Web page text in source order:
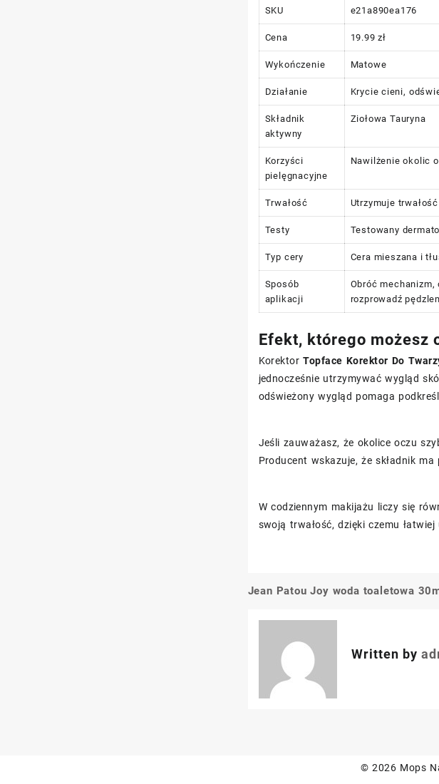
SKU e21a890ea176
Cena 19.99 zł
Wykończenie Matowe
Działanie Krycie cieni,
Składnik
aktywny
Ziołowa Tauryna
Korzyści
pielęgnacyjne
Nawilżenie okolic
Trwałość Utrzymuje
Testy Testowany
Typ cery Cera mieszana i
Sposób
aplikacji
Obróć
rozprowadź
Efekt, którego możesz
KorektorTopface Korektor Do
jednocześnie utrzymywać wygląd
odświeżony wygląd pomaga
Jeśli zauważasz, że okolice oczu
Producent wskazuje, że składnik
W codziennym makijażu liczy się
swoją trwałość, dzięki czemu
Nawigacja
wpisu
Jean Patou Joy woda toaletowa
Written by
© 2026 Mops